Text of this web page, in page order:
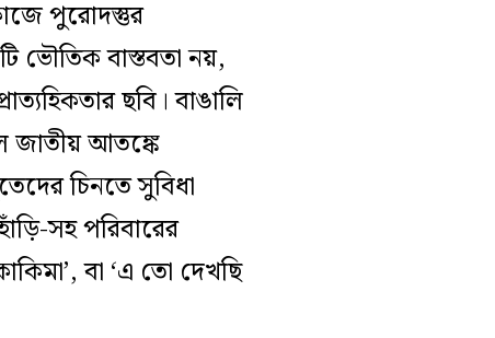
পুরোদস্তুর
ভৌতিক বাস্তবতা নয়,
ছবি। বাঙালি
জাতীয় আতঙ্কে
চিনতে সুবিধা
সহ পরিবারের
বা ‘এ তো দেখছি